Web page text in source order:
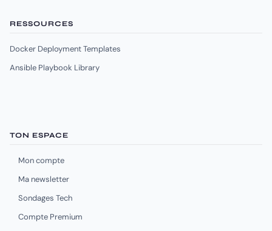
RESSOURCES
Docker Deployment Templates
Ansible Playbook Library
TON ESPACE
Mon compte
Ma newsletter
Sondages Tech
Compte Premium